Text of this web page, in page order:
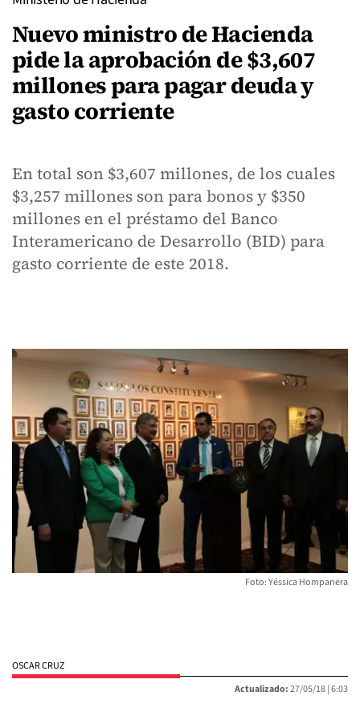
Nuevo ministro de Hacienda
pide la aprobación de $3,607
millones para pagar deuda y
gasto corriente
En total son $3,607 millones, de los cuales
$3,257 millones son para bonos y $350
millones en el préstamo del Banco
Interamericano de Desarrollo (BID) para
gasto corriente de este 2018.
Foto: Yéssica Hompanera
OSCAR CRUZ
Actualizado:27/05/18 |6:03